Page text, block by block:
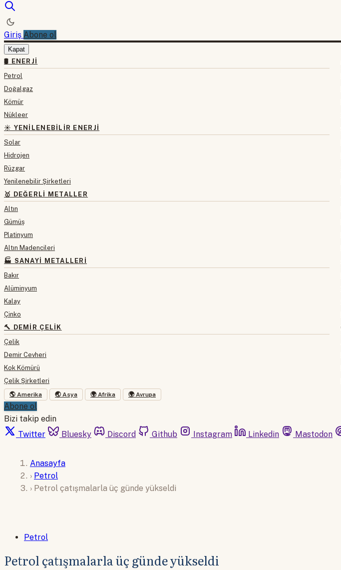
Giriş Abone ol
Kapat
🛢 ENERJI
Petrol
Doğalgaz
Kömür
Nükleer
☀️ YENILENEBILIR ENERJI
Solar
Hidrojen
Rüzgar
Yenilenebilir Şirketleri
🥇 DEĞERLI METALLER
Altın
Gümüş
Platinyum
Altın Madencileri
🏭 SANAYI METALLERI
Bakır
Alüminyum
Kalay
Çinko
🔨 DEMIR ÇELIK
Çelik
Demir Cevheri
Kok Kömürü
Çelik Şirketleri
🌎 Amerika 🌏 Asya 🌍 Afrika 🌍 Avrupa
Abone ol
Bizi takip edin
Twitter
Bluesky Discord Github Instagram Linkedin Mastodon
Anasayfa
› Petrol
› Petrol çatışmalarla üç günde yükseldi
Petrol
Petrol çatışmalarla üç günde yükseldi